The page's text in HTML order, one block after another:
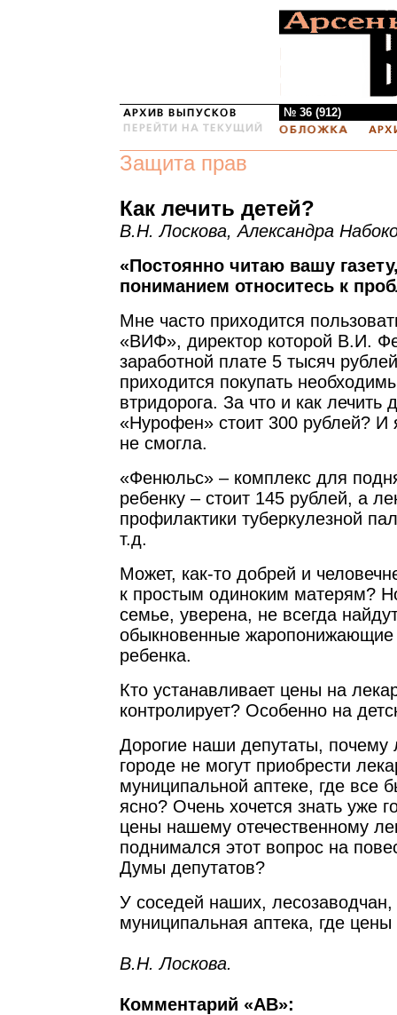
№ 36 (912)
Защита прав
Как лечить детей?
В.Н. Лоскова, Александра
«Постоянно читаю вашу
пониманием относитесь к
Мне часто приходится
«ВИФ», директор которой В.И.
заработной плате 5 тысяч
приходится покупать
втридорога. За что и как лечить
«Нурофен» стоит 300 рублей? И
не смогла.
«Фенюльс» – комплекс для
ребенку – стоит 145 рублей, а
профилактики туберкулезной
т.д.
Может, как-то добрей и
к простым одиноким матерям?
семье, уверена, не всегда
обыкновенные жаропонижающие
ребенка.
Кто устанавливает цены на
контролирует? Особенно на
Дорогие наши депутаты,
городе не могут приобрести
муниципальной аптеке, где все
ясно? Очень хочется знать уже
цены нашему отечественному
поднимался этот вопрос на
Думы депутатов?
У соседей наших, лесозаводчан,
муниципальная аптека, где
В.Н. Лоскова.
Комментарий «АВ»: